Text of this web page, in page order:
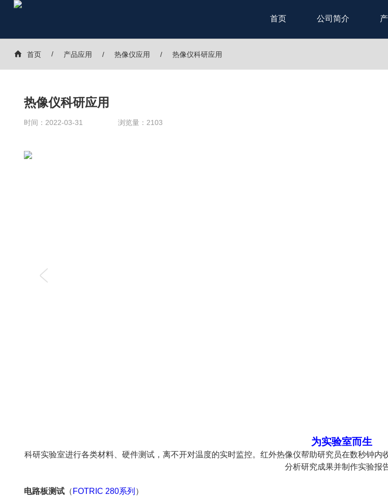
首页 公司简介
首页 产品应用 热像仪应用 热像仪科研应用
热像仪科研应用
时间： 2022-03-31 浏览量： 2103
为实验室而生
科研实验室进行各类材料、硬件测试，离不开对温度的实时监控。红外热像仪帮助研究员在数秒钟
分析研究成果并制作实验报告
电路板测试（ FOTRIC 280系列 ）